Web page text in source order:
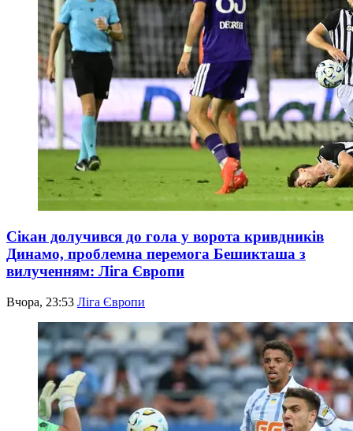
Сікан долучився до гола у ворота кривдників
Динамо, проблемна перемога Бешикташа з
вилученням: Ліга Європи
Вчора, 23:53 Ліга Європи